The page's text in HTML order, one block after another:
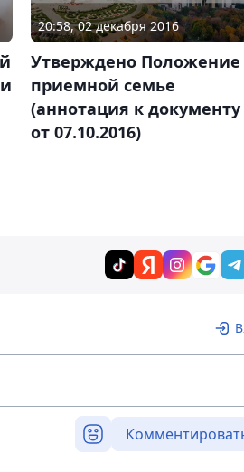
20:58, 02 декабря 2016
Утверждено Положение
приемной семье
(аннотация к документу
от 07.10.2016)